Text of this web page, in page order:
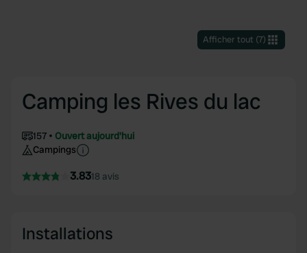
Afficher tout(7)
Camping les Rives du lac
157
Ouvert aujourd'hui
Campings
3.8318 avis
Installations